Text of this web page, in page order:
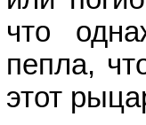
что
пепла,
этот